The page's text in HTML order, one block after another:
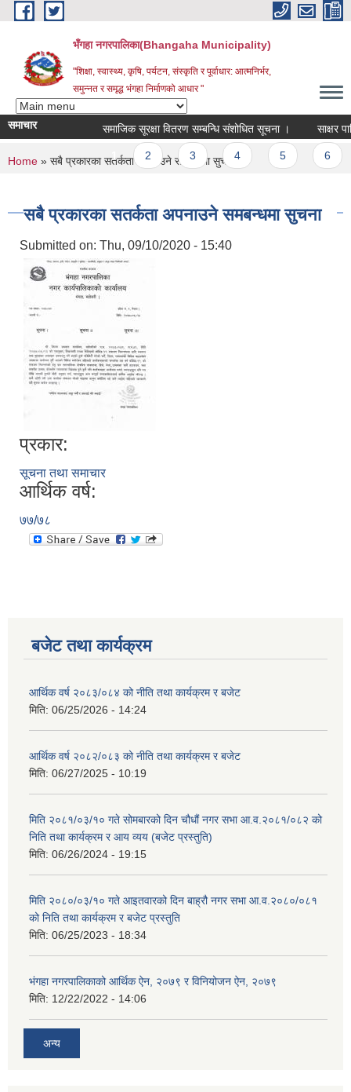
Skip to main content
भँगहा नगरपालिका(Bhangaha Municipality)
"शिक्षा, स्वास्थ्य, कृषि, पर्यटन, संस्कृति र पूर्वाधार: आत्मनिर्भर,
समुन्नत र समृद्ध भंगहा निर्माणको आधार "
समाचार समाजिक सूरक्षा वितरण सम्बन्धि संशोधित सूचना । साक्षर
Pages
1 2 3 4
You are here
Home » सबै प्रकारका सतर्कता अपनाउने समबन्धमा सुचना
सबै प्रकारका सतर्कता अपनाउने समबन्धमा सुचना
Submitted on: Thu, 09/10/2020 - 15:40
प्रकार:
सूचना तथा समाचार
आर्थिक वर्ष:
७७/७८
बजेट तथा कार्यक्रम
आर्थिक वर्ष २०८३/०८४ को नीति तथा कार्यक्रम र बजेट
मिति: 06/25/2026 - 14:24
आर्थिक वर्ष २०८२/०८३ को नीति तथा कार्यक्रम र बजेट
मिति: 06/27/2025 - 10:19
मिति २०८१/०३/१० गते सोमबारको दिन चौधौं नगर सभा आ.व.२०८१/०८२ को
निति तथा कार्यक्रम र आय व्यय (बजेट प्रस्तुति)
मिति: 06/26/2024 - 19:15
मिति २०८०/०३/१० गते आइतवारको दिन बाह्रौ नगर सभा आ.व.२०८०/०८१
को निति तथा कार्यक्रम र बजेट प्रस्तुति
मिति: 06/25/2023 - 18:34
भंगहा नगरपालिकाको आर्थिक ऐन, २०७९ र विनियोजन ऐन, २०७९
मिति: 12/22/2022 - 14:06
अन्य